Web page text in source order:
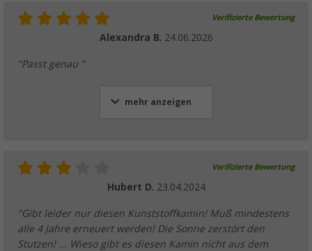
Verifizierte Bewertung
Alexandra B. 24.06.2026
"Passt genau "
mehr anzeigen
Verifizierte Bewertung
Hubert D. 23.04.2024
"Gibt leider nur diesen Kunststoffkamin! Muß mindestens
alle 4 Jahre erneuert werden! Die Sonne zerstört den
Stutzen! ... Wieso gibt es diesen Kamin nicht aus dem